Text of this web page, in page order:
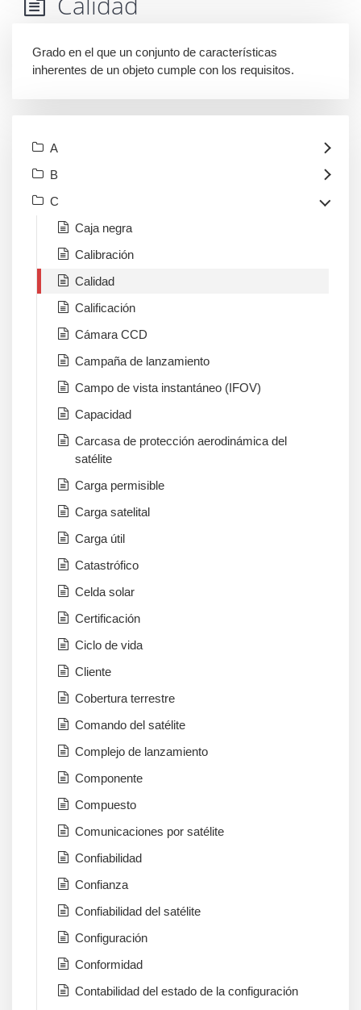
Grado en el que un conjunto de características
inherentes de un objeto cumple con los requisitos.
A
B
C
Caja negra
Calibración
Calidad
Calificación
Cámara CCD
Campaña de lanzamiento
Campo de vista instantáneo (IFOV)
Capacidad
Carcasa de protección aerodinámica del
satélite
Carga permisible
Carga satelital
Carga útil
Catastrófico
Celda solar
Certificación
Ciclo de vida
Cliente
Cobertura terrestre
Comando del satélite
Complejo de lanzamiento
Componente
Compuesto
Comunicaciones por satélite
Confiabilidad
Confianza
Confiabilidad del satélite
Configuración
Conformidad
Contabilidad del estado de la configuración